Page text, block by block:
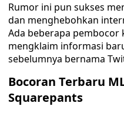
Rumor ini pun sukses
dan menghebohkan
Ada beberapa
mengklaim informasi
sebelumnya bernama
Bocoran Terbaru
Squarepants